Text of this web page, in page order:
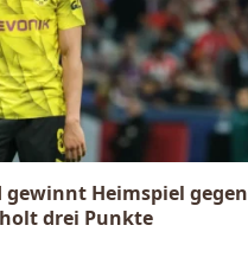
Heimspiel gegen
drei Punkte